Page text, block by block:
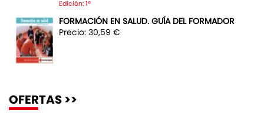
Edición: 1ª
FORMACIÓN EN SALUD. GUÍA DEL FORMADOR
Precio: 30,59 €
OFERTAS >>